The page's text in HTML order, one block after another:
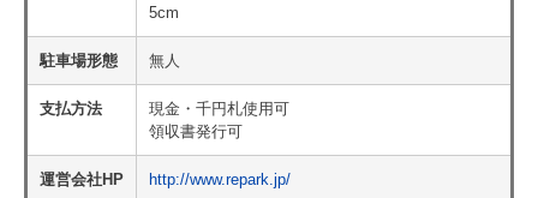
5cm
駐車場形態 無人
支払方法
現金・千円札使用可
領収書発行可
運営会社HP http://www.repark.jp/